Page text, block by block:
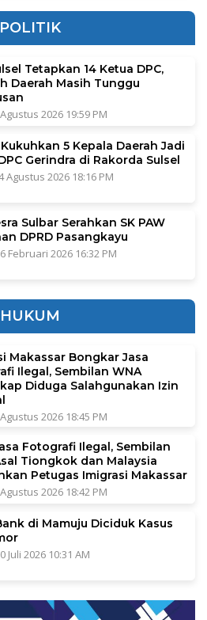
POLITIK
Tetapkan 14 Ketua DPC,
Daerah Masih Tunggu
2026 19:59 PM
5 Kepala Daerah Jadi
Gerindra di Rakorda Sulsel
Agustus 2026 18:16 PM
Sulbar Serahkan SK PAW
DPRD Pasangkayu
Februari 2026 16:32 PM
HUKUM
Makassar Bongkar Jasa
Ilegal, Sembilan WNA
Diduga Salahgunakan Izin
2026 18:45 PM
Fotografi Ilegal, Sembilan
Tiongkok dan Malaysia
Petugas Imigrasi Makassar
2026 18:42 PM
di Mamuju Diciduk Kasus
Juli 2026 10:31 AM